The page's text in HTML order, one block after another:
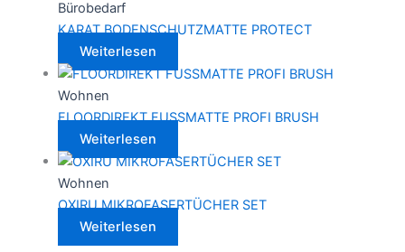
Bürobedarf
KARAT BODENSCHUTZMATTE PROTECT
Weiterlesen
Wohnen
FLOORDIREKT FUSSMATTE PROFI BRUSH
Weiterlesen
Wohnen
OXIRU MIKROFASERTÜCHER SET
Weiterlesen